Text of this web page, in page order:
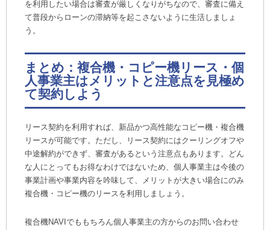
を利用したい場合は審査が厳しくなりがちなので、審査に備え
て普段からローンの滞納等を起こさないように生活しましょ
う。
まとめ：複合機・コピー機リース・個
人事業主はメリットと注意点を見極め
て契約しよう
リース契約を利用すれば、新品かつ高性能なコピー機・複合機
リースが可能です。ただし、リース契約にはクーリングオフや
中途解約ができず、審査があるという注意点もあります。どん
な人にとってもお得なわけではないため、個人事業主は今後の
事業計画や事業内容を吟味して、メリットが大きい場合にのみ
複合機・コピー機のリースを利用しましょう。
複合機NAVIでももちろん個人事業主の方からのお問い合わせ